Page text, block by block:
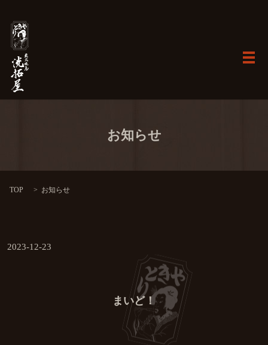
メ
お知らせ
TOP お知らせ
2023-12-23
まいど！